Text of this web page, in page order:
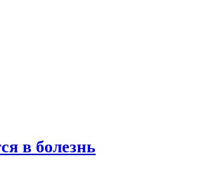
в болезнь